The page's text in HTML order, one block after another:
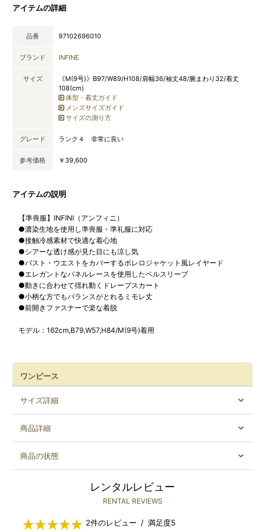
アイテムの詳細
品番 97102696010
ブランド INFINE
サイズ
《M(9号)》B97/W89/H108/肩幅36/袖丈48/腕まわり32/着丈
108(cm)
体型・着丈ガイド
メンズサイズガイド
サイズの測り方
グレード ランク４ 非常に良い
参考価格 ￥39,600
アイテムの説明
【準喪服】INFINI（アンフィニ）
●濃染生地を使用し準喪服・準礼服に対応
●接触冷感素材で快適な着心地
●シアーな透け感が見た目にも涼し気
●バスト・ウエストをカバーするボレロジャケット風レイヤード
●エレガントなパネルレースを使用したベルスリーブ
●動きに合わせて揺れ動くドレープスカート
●小柄な方でもバランスがとれるミモレ丈
●前開きファスナーで楽な着脱
モデル：162cm,B79,W57,H84/M(9号)着用
ワンピース
サイズ詳細
商品詳細
商品の状態
レンタルレビュー
RENTAL REVIEWS
2件のレビュー / 満足度5